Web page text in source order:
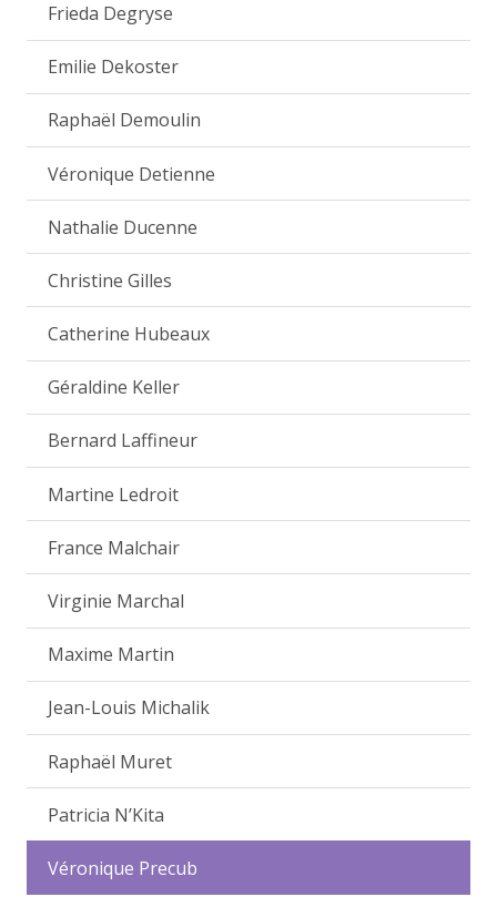
Frieda Degryse
Emilie Dekoster
Raphaël Demoulin
Véronique Detienne
Nathalie Ducenne
Christine Gilles
Catherine Hubeaux
Géraldine Keller
Bernard Laffineur
Martine Ledroit
France Malchair
Virginie Marchal
Maxime Martin
Jean-Louis Michalik
Raphaël Muret
Patricia N’Kita
Véronique Precub